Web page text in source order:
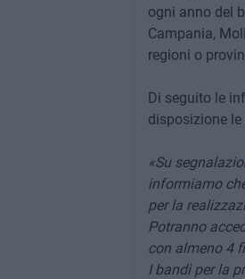
ogni anno del
Campania,
regioni o
Di seguito le
disposizione
«Su
informiamo
per la
Potranno
con almeno 4
I bandi per la